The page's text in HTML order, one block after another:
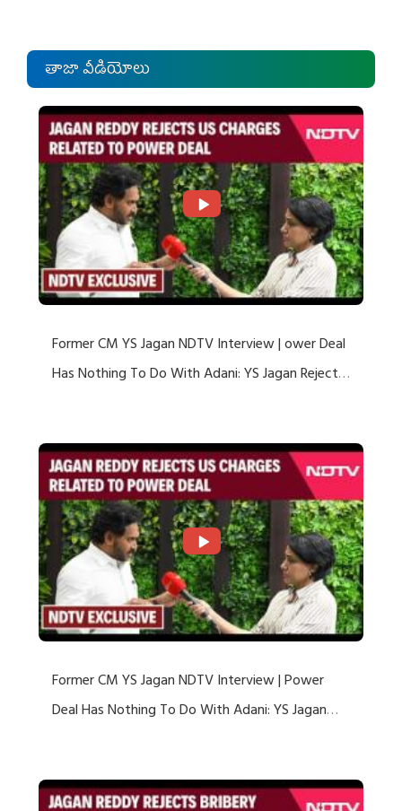
తాజా వీడియోలు
Former CM YS Jagan NDTV Interview | ower Deal
Has Nothing To Do With Adani: YS Jagan Rejects
Former CM YS Jagan NDTV Interview | Power
Deal Has Nothing To Do With Adani: YS Jagan